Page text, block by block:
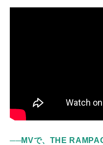
──MVで、THE